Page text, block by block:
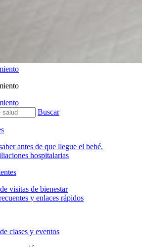
Buscar
antes de que llegue el bebé.
hospitalarias
visitas de bienestar
y enlaces rápidos
clases y eventos